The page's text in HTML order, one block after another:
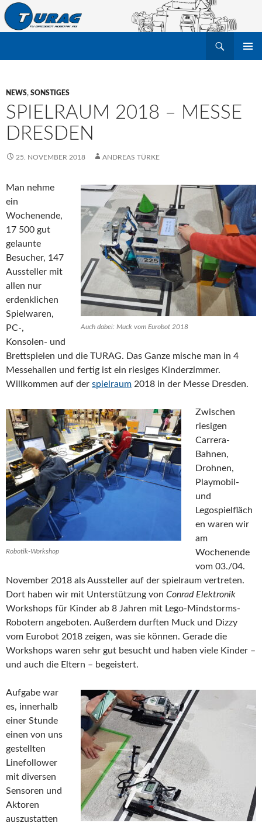
NEWS, SONSTIGES
SPIELRAUM 2018 – MESSE
DRESDEN
25. NOVEMBER 2018 ANDREAS TÜRKE
Auch dabei: Muck vom Eurobot 2018
Man nehme
ein
Wochenende,
17 500 gut
gelaunte
Besucher, 147
Aussteller mit
allen nur
erdenklichen
Spielwaren,
PC-,
Konsolen- und
Brettspielen und die TURAG. Das Ganze mische man in 4
Messehallen und fertig ist ein riesiges Kinderzimmer.
Willkommen auf der spielraum 2018 in der Messe Dresden.
Robotik-Workshop
Zwischen
riesigen
Carrera-
Bahnen,
Drohnen,
Playmobil-
und
Legospielfläch
en waren wir
am
Wochenende
vom 03./04.
November 2018 als Aussteller auf der spielraum vertreten.
Dort haben wir mit Unterstützung von Conrad Elektronik
Workshops für Kinder ab 8 Jahren mit Lego-Mindstorms-
Robotern angeboten. Außerdem durften Muck und Dizzy
vom Eurobot 2018 zeigen, was sie können. Gerade die
Workshops waren sehr gut besucht und haben viele Kinder –
und auch die Eltern – begeistert.
Aufgabe war
es, innerhalb
einer Stunde
einen von uns
gestellten
Linefollower
mit diversen
Sensoren und
Aktoren
auszustatten